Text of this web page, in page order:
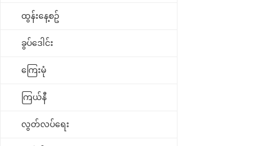
ထွန်းနေ့စဥ်
ခွပ်ဒေါင်း
ကြေးမုံ
ကြယ်နီ
လွတ်လပ်ရေး